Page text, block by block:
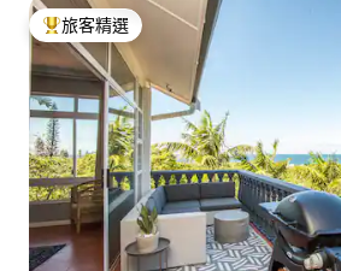
旅客精選榜首
旅客精選